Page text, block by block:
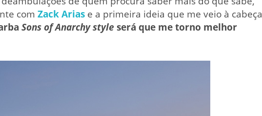
com Zack Arias e a primeira ideia que me veio à cabeça
Sons of Anarchy style será que me torno melhor